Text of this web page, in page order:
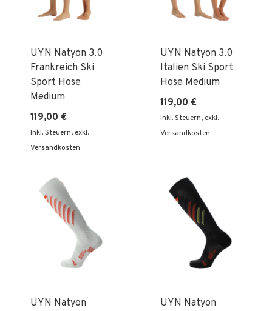
UYN Natyon 3.0
Frankreich Ski
Sport Hose
Medium
119,00 €
Inkl. Steuern, exkl.
Versandkosten
UYN Natyon 3.0
Italien Ski Sport
Hose Medium
119,00 €
Inkl. Steuern, exkl.
Versandkosten
UYN Natyon
UYN Natyon